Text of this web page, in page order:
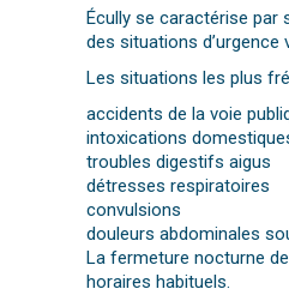
Écully se caractérise par
des situations d’urgence
Les situations les plus
accidents de la voie
intoxications
troubles digestifs aigus
détresses respiratoires
convulsions
douleurs abdominales
La fermeture nocturne
horaires habituels.